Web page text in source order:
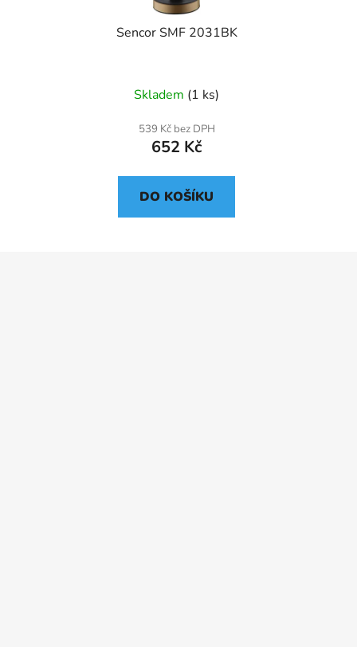
Sencor SMF 2031BK
Skladem (1 ks)
539 Kč bez DPH
652 Kč
DO KOŠÍKU